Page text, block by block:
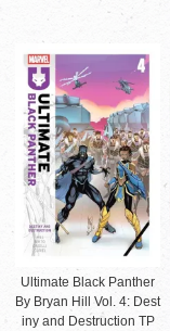
Ultimate Black Panther
By Bryan Hill Vol. 4: Dest
iny and Destruction TP